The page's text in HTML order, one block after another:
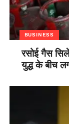
BUSINESS
रसोई गैस
युद्ध के बीच